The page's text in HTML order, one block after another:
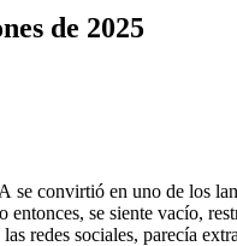
de 2025
convirtió en uno de los
se siente vacío,
redes sociales, parecía